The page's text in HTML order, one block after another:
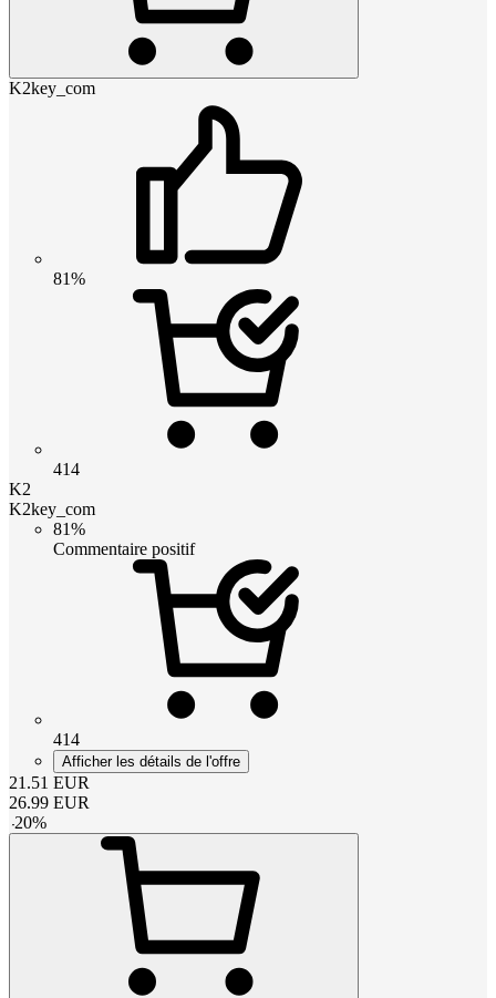
K2key_com
81%
414
K2
K2key_com
81%
Commentaire positif
414
Afficher les détails de l'offre
21.51 EUR
26.99 EUR
-20%